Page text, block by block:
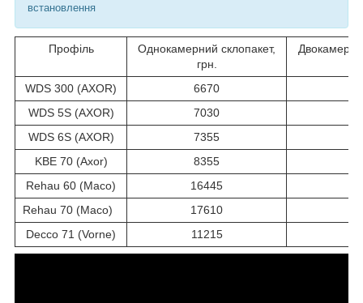
встановлення
Профіль
Однокамерний склопакет,
грн.
WDS 300 (AXOR) 6670
WDS 5S (AXOR)
7030
WDS 6S (AXOR)
7355
KBE 70 (Axor)
8355
Rehau 60 (Maco)
16445
Rehau 70 (Maco)
17610
Decco 71 (Vorne)
11215